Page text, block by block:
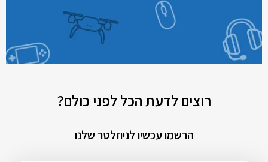
רוצים לדעת הכל לפני כולם?
הרשמו עכשיו לניוזלטר שלנו